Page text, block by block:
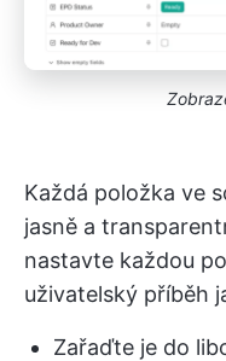
Každá položka ve
jasně a
nastavte každou
uživatelský příběh
Zařaďte je do